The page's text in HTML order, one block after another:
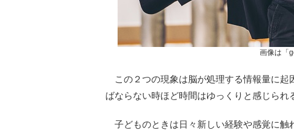
画像は「
この２つの現象は脳が処理する情報量に起
ばならない時ほど時間はゆっくりと感じられ
子どものときは日々新しい経験や感覚に触